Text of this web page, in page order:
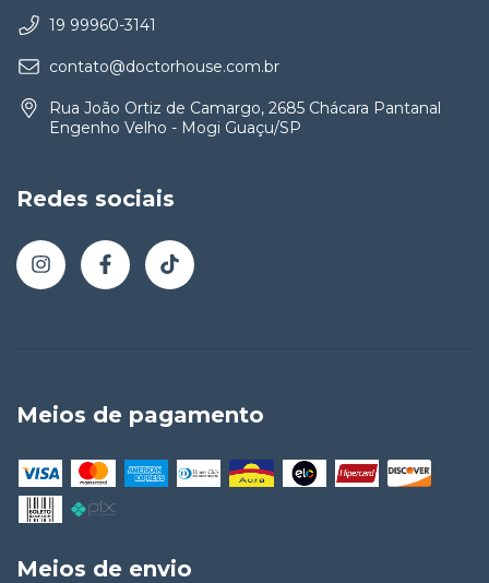
19 99960-3141
contato@doctorhouse.com.br
Rua João Ortiz de Camargo, 2685 Chácara Pantanal
Engenho Velho - Mogi Guaçu/SP
Redes sociais
Meios de pagamento
Meios de envio